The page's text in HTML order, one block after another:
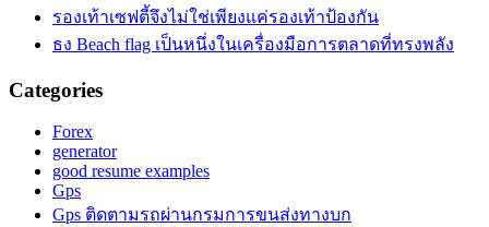
รองเท้าเซฟตี้จึงไม่ใช่เพียงแค่รองเท้าป้องกัน
ธง Beach flag เป็นหนึ่งในเครื่องมือการตลาดที่ทรงพลัง
Categories
Forex
generator
good resume examples
Gps
Gps ติดตามรถผ่านกรมการขนส่งทางบก